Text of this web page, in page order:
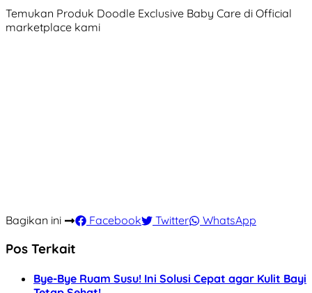
Temukan Produk Doodle Exclusive Baby Care di Official
marketplace kami
Bagikan ini Facebook Twitter WhatsApp
Pos Terkait
Bye-Bye Ruam Susu! Ini Solusi Cepat agar Kulit Bayi